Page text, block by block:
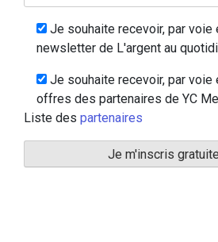
Je souhaite recevoir, par voie
newsletter de L'argent au
Je souhaite recevoir, par voie
offres des partenaires de YC
Liste des partenaires